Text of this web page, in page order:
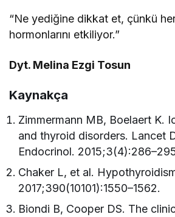
“Ne yediğine dikkat et, çünkü
hormonlarını etkiliyor.”
Dyt. Melina Ezgi Tosun
Kaynakça
Zimmermann MB, Boelaert K.
and thyroid disorders. Lancet
Endocrinol.
Chaker L, et al.
2017;390(10101):1550–1562.
Biondi B, Cooper DS. The